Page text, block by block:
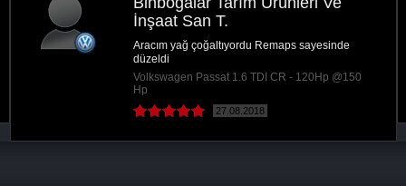
İnşaat San T.
Aracım yağ çoğaltıyordu Remaps sayesinde
düzeldi
Volkswagen Passat 1.6 TDI CR - 120Hp @150
Hp
27.08.2018